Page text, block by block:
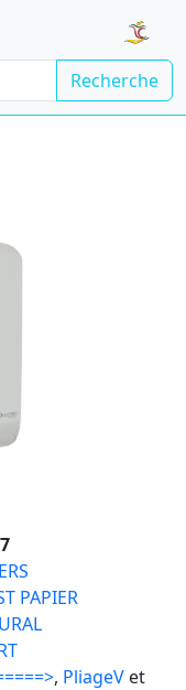
Recherche
PAPIER
, PliageV et